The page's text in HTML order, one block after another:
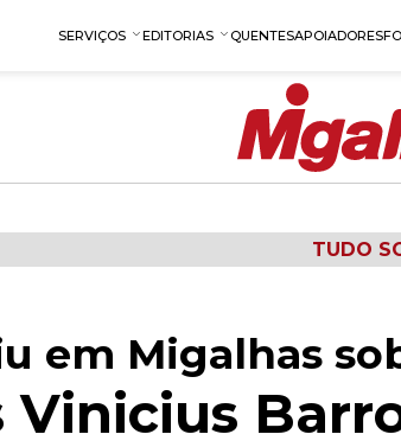
SERVIÇOS EDITORIAS QUENTESAPOIADORES
TUDO
em Migalhas
Vinicius